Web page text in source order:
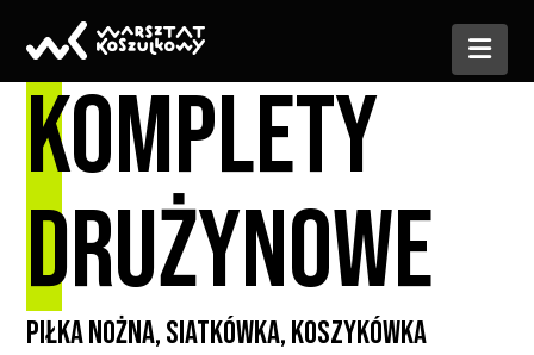
KOMPLETY
DRUŻYNOWE
PIŁKA NOŻNA, SIATKÓWKA, KOSZYKÓWKA